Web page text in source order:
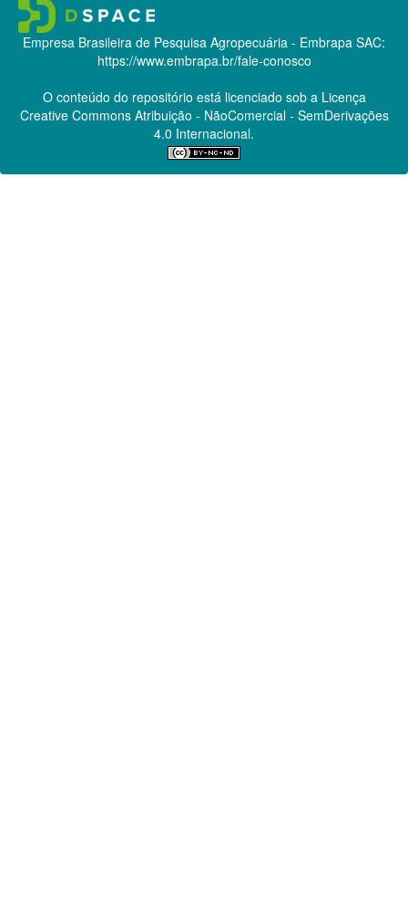
Empresa Brasileira de Pesquisa Agropecuária - Embrapa SAC:
https://www.embrapa.br/fale-conosco
O conteúdo do repositório está licenciado sob a Licença
Creative CommonsAtribuição - NãoComercial - SemDerivações
4.0 Internacional.